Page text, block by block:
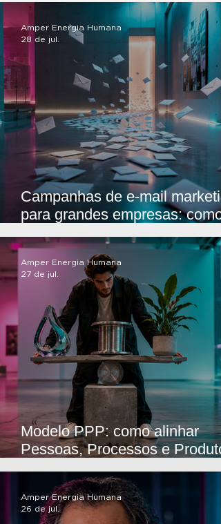
Campanhas de e-mail
para grandes empresas: como
transformar comunicação em
geração de demanda
Amper Energia Humana
28 de jul.
Modelo PPP: como alinhar
Pessoas, Processos e Produto
para melhorar os resultados da
empresa
Amper Energia Humana
27 de jul.
Amper Energia Humana
26 de jul.